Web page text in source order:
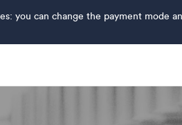
you can change the payment mode